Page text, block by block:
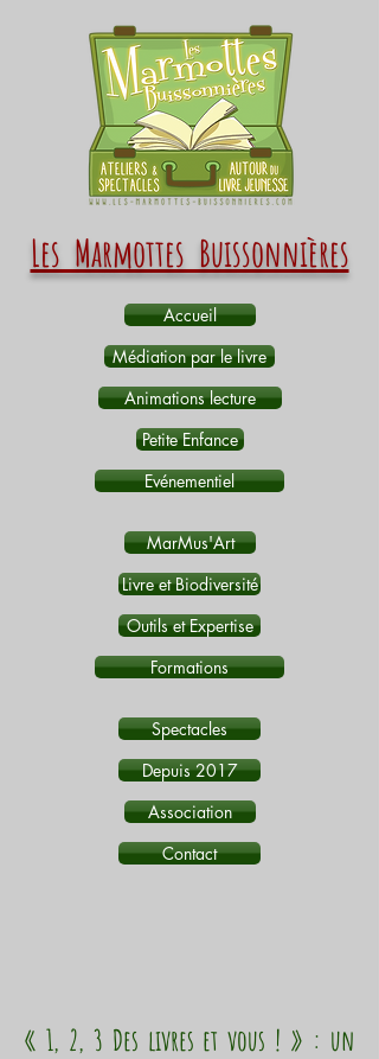
Les Marmottes Buissonnières
Accueil
Médiation par le livre
Animations lecture
Petite Enfance
Evénementiel
MarMus'Art
Livre et Biodiversité
Outils et Expertise
Formations
Spectacles
Depuis 2017
Association
Contact
« 1, 2, 3 Des livres et vous ! » : un